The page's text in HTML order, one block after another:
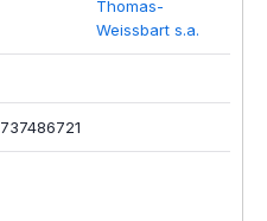
Thomas-
Weissbart s.a.